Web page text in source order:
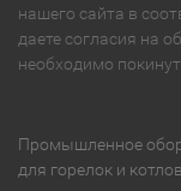
нашего сайта в
даете согласия на
необходимо
Промышленное
для горелок и котлов